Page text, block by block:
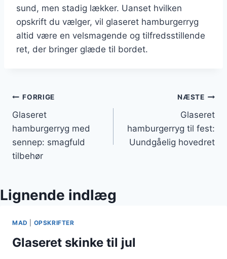
sund, men stadig lækker. Uanset hvilken
opskrift du vælger, vil glaseret hamburgerryg
altid være en velsmagende og tilfredsstillende
ret, der bringer glæde til bordet.
Indlægsnavigation
FORRIGE
Glaseret
hamburgerryg med
sennep: smagfuld
tilbehør
NÆSTE
Glaseret
hamburgerryg til fest:
Uundgåelig hovedret
Lignende indlæg
MAD OPSKRIFTER
Glaseret skinke til jul